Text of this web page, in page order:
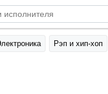
Рэп и хип-хоп